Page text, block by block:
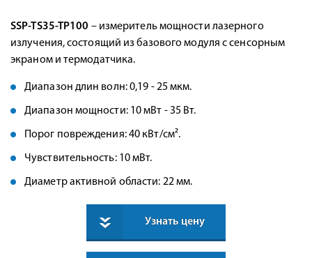
SSP-TS35-TP100 – измеритель мощности лазерного
излучения, состоящий из базового модуля с сенсорным
экраном и термодатчика.
Диапазон длин волн: 0,19 - 25 мкм.
Диапазон мощности: 10 мВт - 35 Вт.
Порог повреждения: 40 кВт/см².
Чувствительность: 10 мВт.
Диаметр активной области: 22 мм.
Узнать цену